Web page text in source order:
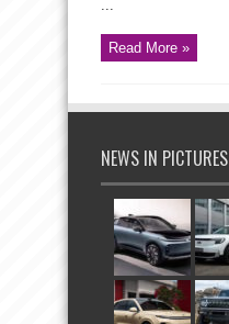
...
Read More »
NEWS IN PICTURES